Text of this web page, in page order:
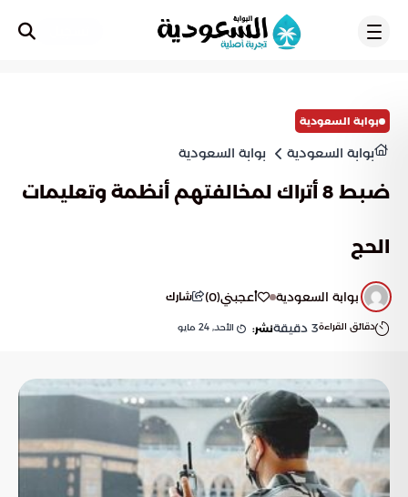
بوابة السعودية
بوابة السعودية بوابة السعودية
ضبط 8 أتراك لمخالفتهم أنظمة وتعليمات
الحج
بوابة السعودية أعجبني(
0
) شارك
دقائق القراءة3 دقيقةنشر: الأحد, 24 مايو